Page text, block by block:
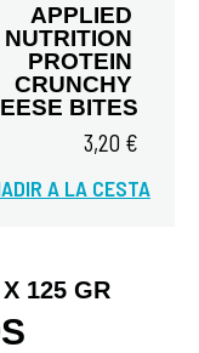
APPLIED
NUTRITION
PROTEIN
CRUNCHY
BITES
3,20 €
A LA CESTA
125 GR